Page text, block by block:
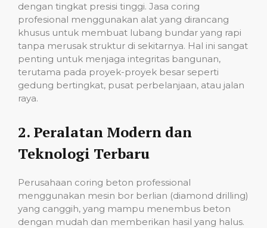
dengan tingkat presisi tinggi. Jasa coring
profesional menggunakan alat yang dirancang
khusus untuk membuat lubang bundar yang rapi
tanpa merusak struktur di sekitarnya. Hal ini sangat
penting untuk menjaga integritas bangunan,
terutama pada proyek-proyek besar seperti
gedung bertingkat, pusat perbelanjaan, atau jalan
raya.
2. Peralatan Modern dan
Teknologi Terbaru
Perusahaan coring beton professional
menggunakan mesin bor berlian (diamond drilling)
yang canggih, yang mampu menembus beton
dengan mudah dan memberikan hasil yang halus.